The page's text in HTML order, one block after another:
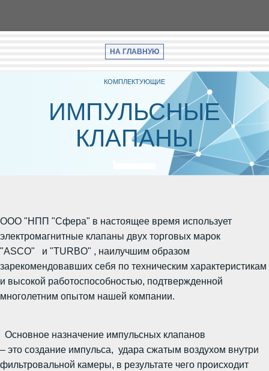
НА ГЛАВНУЮ
КОМПЛЕКТУЮЩИЕ
ИМПУЛЬСНЫЕ
КЛАПАНЫ
ООО "НПП "Сфера" в настоящее время использует
электромагнитные клапаны двух торговых марок
"ASCO"
и "TURBO" , наилучшим образом
зарекомендовавших себя по техническим характеристикам
и высокой работоспособностью, подтвержденной
многолетним опытом нашей компании.
Основное назначение импульсных клапанов
– это создание импульса, удара сжатым воздухом внутри
фильтровальной камеры, в результате чего происходит